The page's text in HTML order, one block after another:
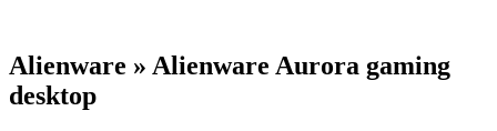
Alienware » Alienware Aurora gaming
desktop